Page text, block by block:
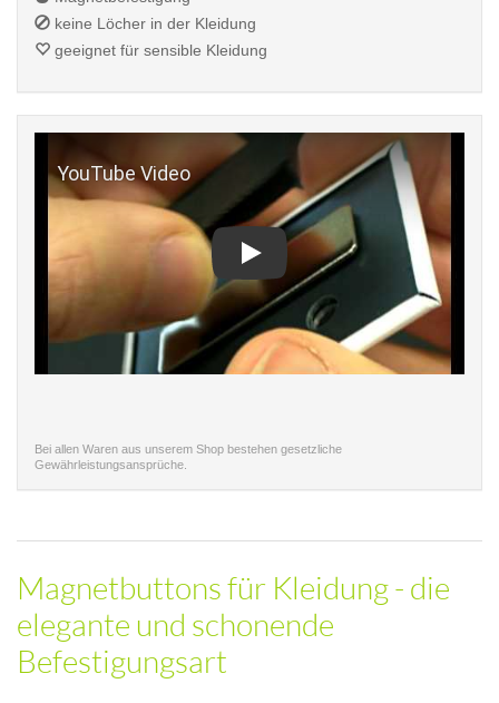
keine Löcher in der Kleidung
geeignet für sensible Kleidung
Bei allen Waren aus unserem Shop bestehen gesetzliche
Gewährleistungsansprüche.
Magnetbuttons für Kleidung - die
elegante und schonende
Befestigungsart